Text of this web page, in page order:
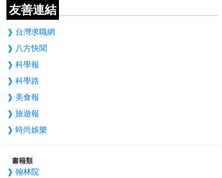
友善連結
台灣求職網
八方快聞
科學報
科學路
美食報
旅遊報
時尚娛樂
書籍類
翰林院